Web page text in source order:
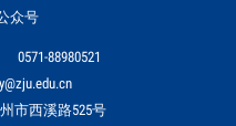
众号
0571-88980521
市西溪路525号